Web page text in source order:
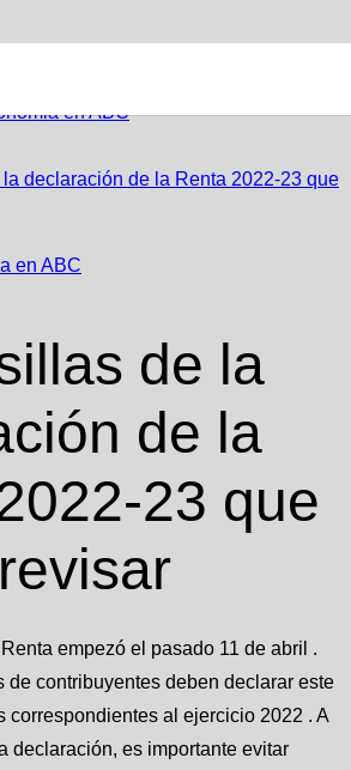
en ABC
declaración de la Renta 2022-23 que
en ABC
de la
de la
23 que
empezó el pasado 11 de abril .
de contribuyentes deben declarar este
correspondientes al ejercicio 2022 . A
declaración, es importante evitar